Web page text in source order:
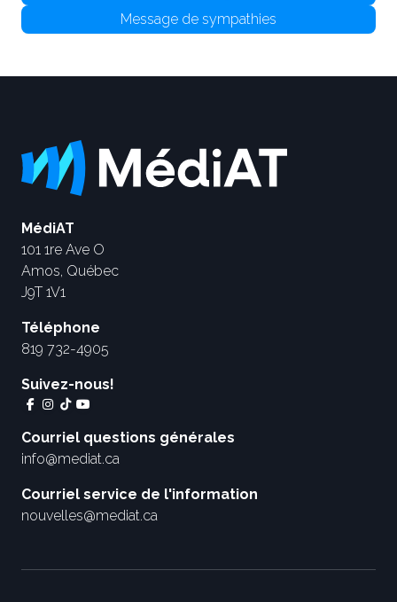
Message de sympathies
MédiAT
101 1re Ave O
Amos, Québec
J9T 1V1
Téléphone
819 732-4905
Suivez-nous!
Courriel questions générales
info@mediat.ca
Courriel service de l'information
nouvelles@mediat.ca